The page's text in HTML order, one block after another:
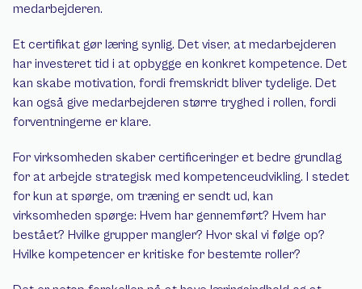
medarbejderen.
Et certifikat gør læring synlig. Det viser, at medarbejderen
har investeret tid i at opbygge en konkret kompetence. Det
kan skabe motivation, fordi fremskridt bliver tydelige. Det
kan også give medarbejderen større tryghed i rollen, fordi
forventningerne er klare.
For virksomheden skaber certificeringer et bedre grundlag
for at arbejde strategisk med kompetenceudvikling. I stedet
for kun at spørge, om træning er sendt ud, kan
virksomheden spørge: Hvem har gennemført? Hvem har
bestået? Hvilke grupper mangler? Hvor skal vi følge op?
Hvilke kompetencer er kritiske for bestemte roller?